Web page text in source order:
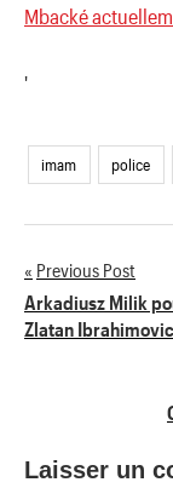
Mbacké
'
imam police
Navigation
de
Previous Post
Arkadiusz Milik
Zlatan Ibrahimovic
Laisser un